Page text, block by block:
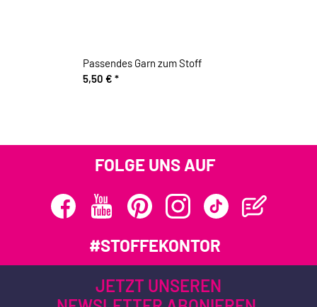
Passendes Garn zum Stoff
5,50 € *
FOLGE UNS AUF
#STOFFEKONTOR
JETZT UNSEREN